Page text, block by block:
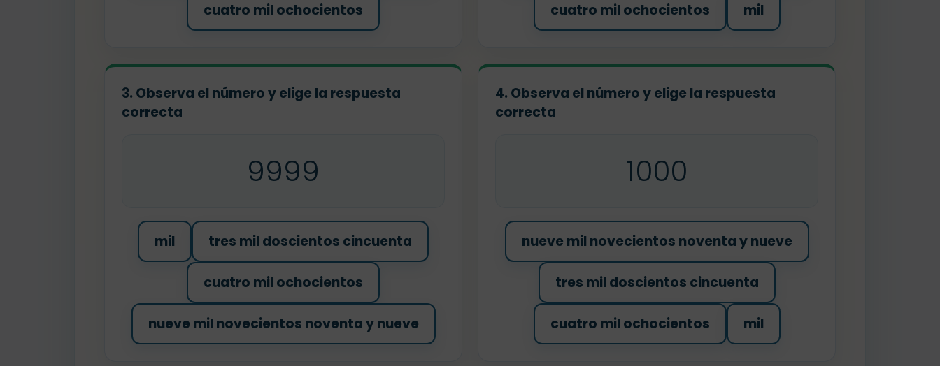
cuatro mil ochocientos cuatro mil ochocientos mil
3. Observa el número y elige la respuesta
correcta
9999
mil tres mil doscientos cincuenta
cuatro mil ochocientos
nueve mil novecientos noventa y nueve
4. Observa el número y elige la respuesta
correcta
1000
nueve mil novecientos noventa y nueve
tres mil doscientos cincuenta
cuatro mil ochocientos mil